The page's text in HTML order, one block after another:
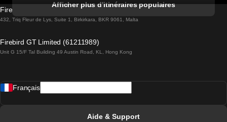
Trains de Lisbonne à Lagos
Trains de Lisbonne à Madrid
Afficher plus d'itinéraires populaires
Firebird GT Limited (OC 1451)
432, Triq Fleur de Lys, Suite 1, Birkirkara, BKR 9061, Malta
Firebird GT Limited (61211989)
Unit G 15/F Tal Building 49 Austin Road, KL, Hong Kong
Français
Aide & Support